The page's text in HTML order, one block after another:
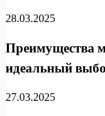
28.03.2025
Преимущества
идеальный
27.03.2025